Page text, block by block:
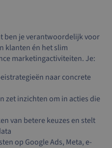
ben je verantwoordelijk voor
klanten én het slim
marketingactiviteiten. Je:
naar concrete
zet inzichten om in acties die
van betere keuzes en stelt
op Google Ads, Meta, e-